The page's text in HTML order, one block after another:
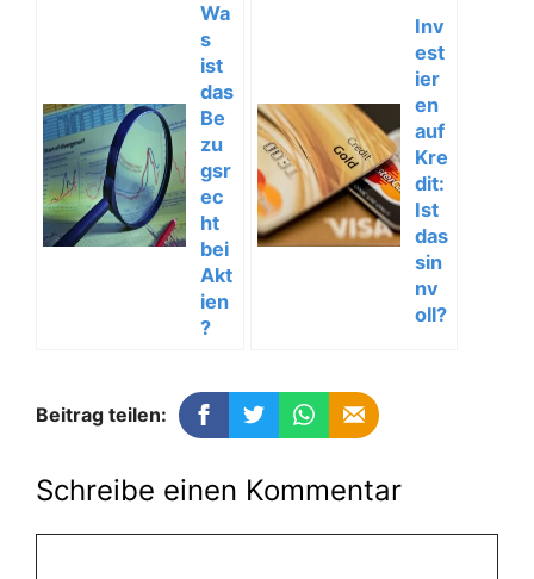
Wa
s
ist
das
Be
zu
gsr
ec
ht
bei
Akt
ien
?
Inv
est
ier
en
auf
Kre
dit:
Ist
das
sin
nv
oll?
Beitrag teilen:
Schreibe einen Kommentar